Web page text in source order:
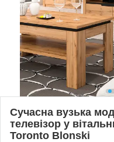
Сучасна вузька
телевізор у
Toronto Blonski